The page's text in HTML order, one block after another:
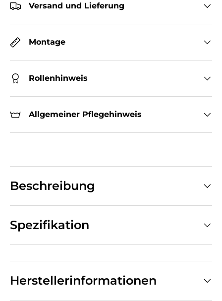
Versand und Lieferung
Montage
Rollenhinweis
Allgemeiner Pflegehinweis
Beschreibung
Spezifikation
Herstellerinformationen